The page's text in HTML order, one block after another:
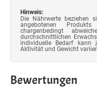
Hinweis:
Die Nährwerte beziehen
angebotenen
chargenbedingt
durchschnittlichen
individuelle Bedarf kann
Aktivität und Gewicht
Bewertungen